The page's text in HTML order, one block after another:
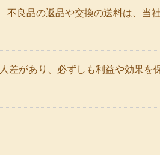
不良品の返品や交換の送料は、当
差があり、必ずしも利益や効果を